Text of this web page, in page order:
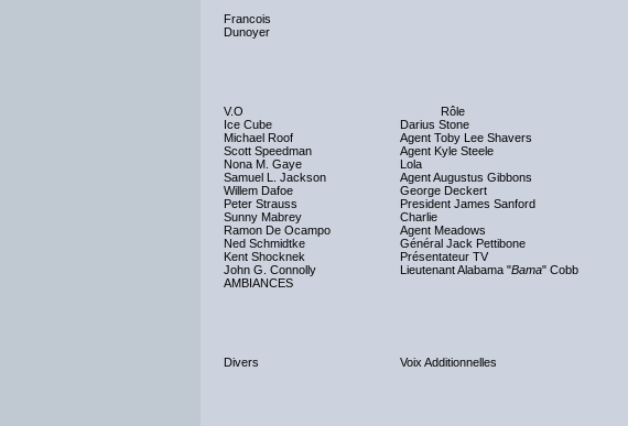
Francois
Dunoyer
V.O Rôle
Ice Cube
Darius Stone
Michael Roof
Agent Toby Lee Shavers
Scott Speedman
Agent Kyle Steele
Nona M. Gaye
Lola
Samuel L. Jackson
Agent Augustus Gibbons
Willem Dafoe
George Deckert
Peter Strauss
President James Sanford
Sunny Mabrey
Charlie
Ramon De Ocampo
Agent Meadows
Ned Schmidtke
Général Jack Pettibone
Kent Shocknek
Présentateur TV
John G. Connolly
Lieutenant Alabama "Bama" Cobb
AMBIANCES
Divers Voix Additionnelles